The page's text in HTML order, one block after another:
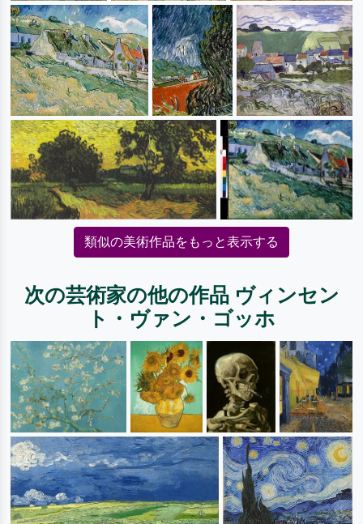
類似の美術作品をもっと表示する
次の芸術家の他の作品 ヴィンセン
ト・ヴァン・ゴッホ